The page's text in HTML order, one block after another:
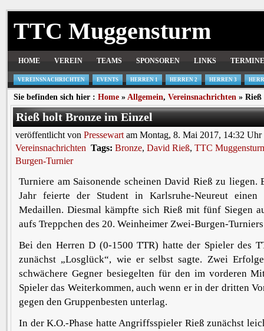
TTC Muggensturm
HOME VEREIN TEAMS SPONSOREN LINKS TERMINE
VEREINSNACHRICHTEN EVENTS HERREN 1 HERREN 2 HERREN 3
Sie befinden sich hier : Home » Allgemein, Vereinsnachrichten »
Rieß holt Bronze im Einzel
veröffentlicht von Pressewart am Montag, 8. Mai 2017, 14:32
Vereinsnachrichten Tags: Bronze, David Rieß, TTC
Burgen-Turnier
Turniere am Saisonende scheinen David Rieß zu liegen.
Jahr feierte der Student in Karlsruhe-Neureut
Medaillen. Diesmal kämpfte sich Rieß mit fünf Siegen
aufs Treppchen des 20. Weinheimer Zwei-Burgen-
Bei den Herren D (0-1500 TTR) hatte der Spieler des
zunächst „Losglück“, wie er selbst sagte. Zwei
schwächere Gegner besiegelten für den im vorderen
Spieler das Weiterkommen, auch wenn er in der dritten
gegen den Gruppenbesten unterlag.
In der K.O.-Phase hatte Angriffsspieler Rieß zunächst